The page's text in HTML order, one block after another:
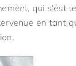
qui s'est
en tant